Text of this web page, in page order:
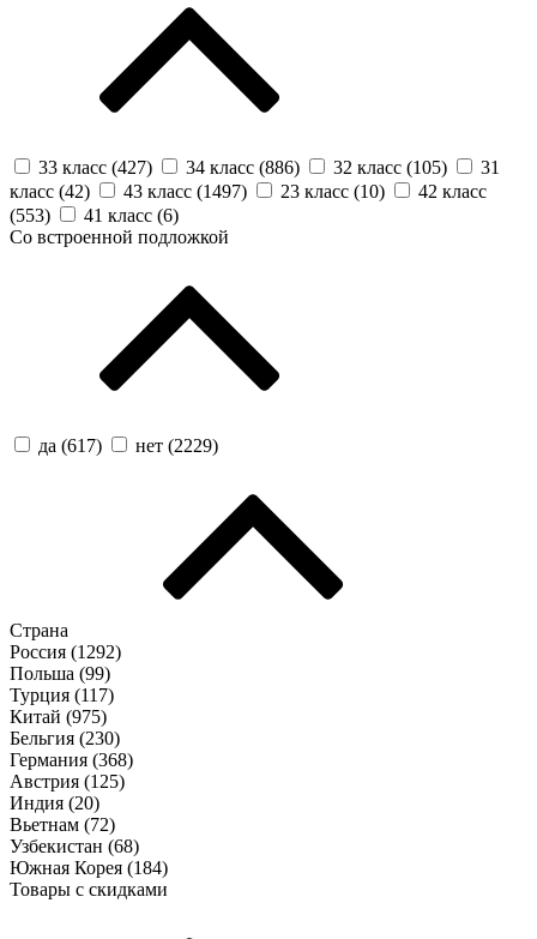
33 класс (427) 34 класс (886) 32 класс (105)
31
класс (42) 43 класс (1497) 23 класс (10)
42 класс
(553) 41 класс (6)
Со встроенной подложкой
да (617) нет (2229)
Страна
Россия (1292)
Польша (99)
Турция (117)
Китай (975)
Бельгия (230)
Германия (368)
Австрия (125)
Индия (20)
Вьетнам (72)
Узбекистан (68)
Южная Корея (184)
Товары с скидками